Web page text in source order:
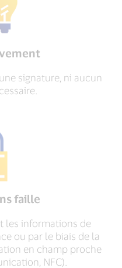
signature, ni aucun
faille
les informations de
ou par le biais de la
en champ proche
NFC).